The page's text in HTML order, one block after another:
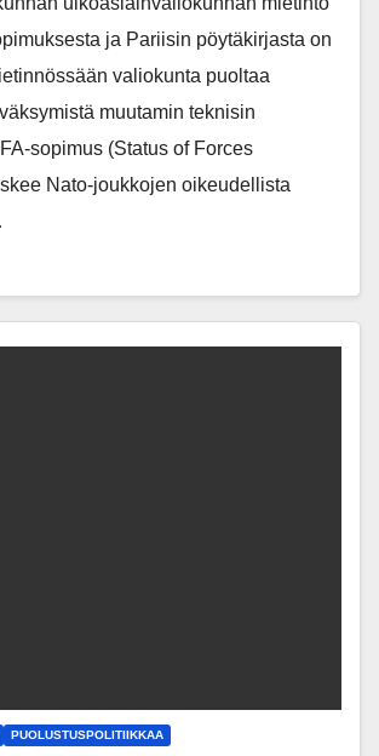
ja Pariisin pöytäkirjasta on
valiokunta puoltaa
muutamin teknisin
sopimus (Status of Forces
Nato-joukkojen oikeudellista
PUOLUSTUSPOLITIIKKAA